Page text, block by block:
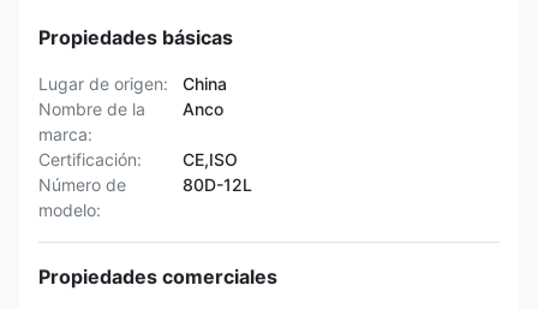
Propiedades básicas
Lugar de origen:
China
Nombre de la
marca:
Anco
Certificación:
CE,ISO
Número de
modelo:
80D-12L
Propiedades comerciales